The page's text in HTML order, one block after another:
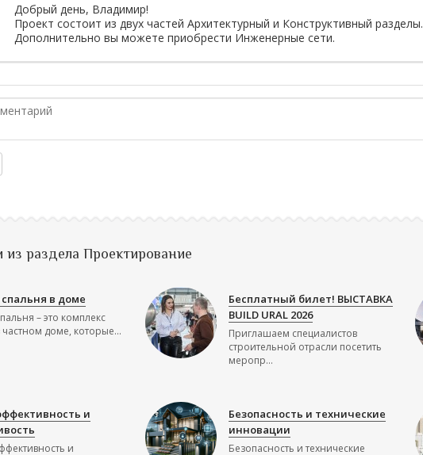
Добрый день, Владимир!
Проект состоит из двух частей Архитектурный и Конструктивный разделы.
Дополнительно вы можете приобрести Инженерные сети.
из раздела Проектирование
в доме
– это комплекс
частном доме, которые...
Бесплатный билет! ВЫСТАВКА
BUILD URAL 2026
Приглашаем специалистов
строительной отрасли посетить
меропр...
и
и
Безопасность и технические
инновации
Безопасность и технические